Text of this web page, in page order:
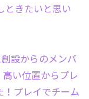
きたいと思い
設からのメンバ
い位置からプレ
！プレイでチーム